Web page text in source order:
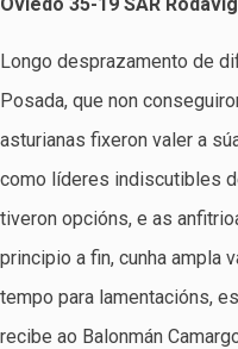
Oviedo 35-19 SAR
Longo desprazamento de
Posada, que non
asturianas fixeron valer a
como líderes indiscutibles
tiveron opcións, e as
principio a fin, cunha ampla
tempo para lamentacións,
recibe ao Balonmán